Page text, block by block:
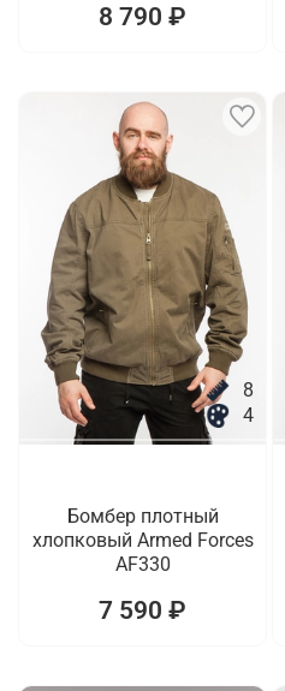
8 790 ₽
8
4
Бомбер плотный
хлопковый Armed Forces
AF330
7 590 ₽